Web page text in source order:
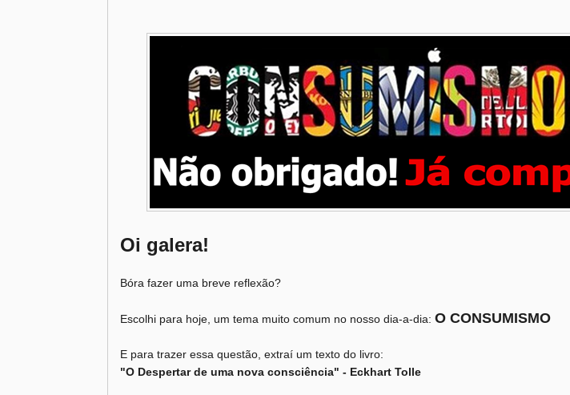
Oi galera!
Bóra fazer uma breve reflexão?
Escolhi para hoje, um tema muito comum no nosso dia-a-dia: O CONSUMISMO
E para trazer essa questão, extraí um texto do livro:
"O Despertar de uma nova consciência" - Eckhart Tolle